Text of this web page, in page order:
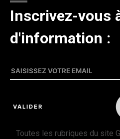
Inscrivez-vous
d'information :
Toutes les rubriques du site